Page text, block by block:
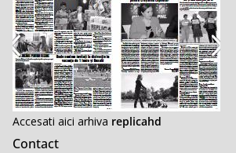
Accesati aici arhiva replicahd
Contact